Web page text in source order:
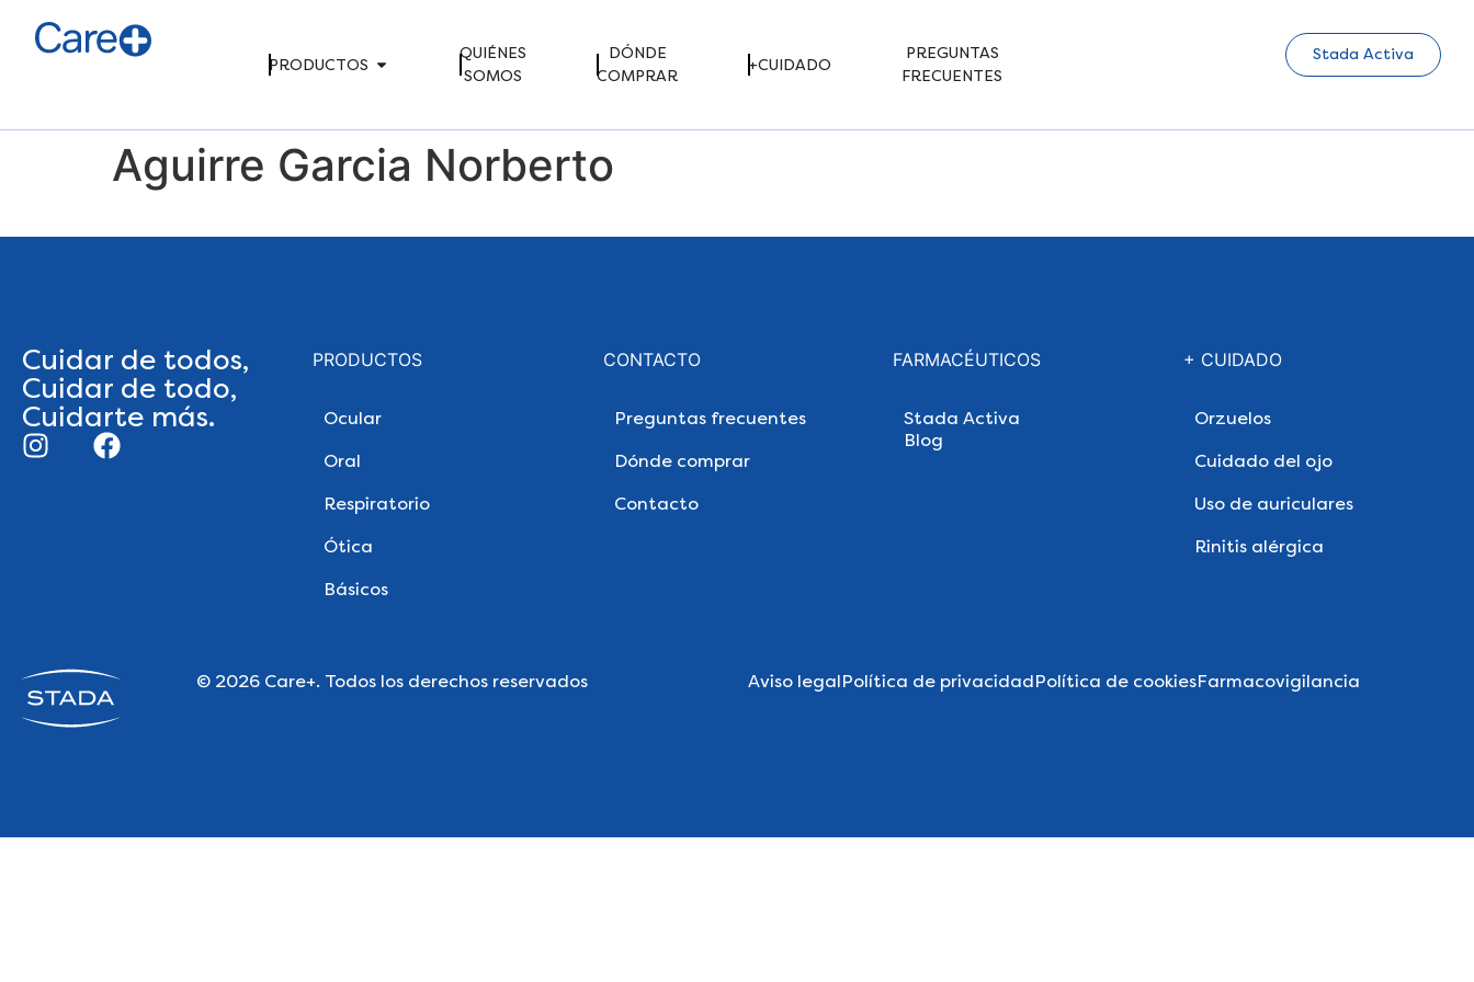
PRODUCTOS
QUIÉNES
SOMOS
DÓNDE
COMPRAR
+CUIDADO
PREGUNTAS
FRECUENTES
Stada Activa
Aguirre Garcia Norberto
Cuidar de todos,
Cuidar de todo,
Cuidarte más.
PRODUCTOS
Ocular
Oral
Respiratorio
Ótica
Básicos
CONTACTO
Preguntas frecuentes
Dónde comprar
Contacto
FARMACÉUTICOS
Stada Activa
Blog
+ CUIDADO
Orzuelos
Cuidado del ojo
Uso de auriculares
Rinitis alérgica
© 2026 Care+. Todos los derechos reservados Aviso legalPolítica de privacidadPolítica de cookiesFarmacovigilancia